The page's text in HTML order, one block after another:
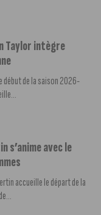
Taylor intègre
début de la saison 2026-
s’anime avec le
accueille le départ de la